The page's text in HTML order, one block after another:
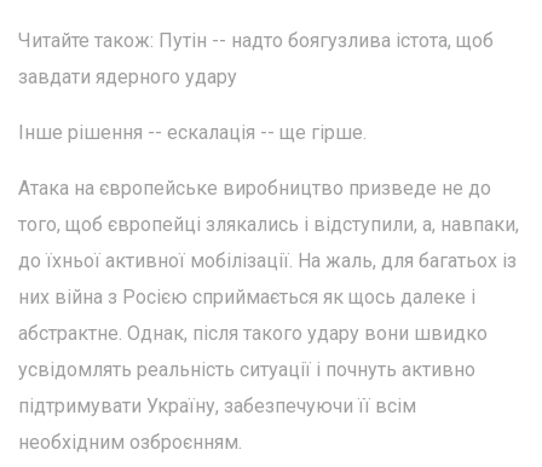
Читайте також: Путін -- надто боягузлива істота, щоб
завдати ядерного удару
Інше рішення -- ескалація -- ще гірше.
Атака на європейське виробництво призведе не до
того, щоб європейці злякались і відступили, а, навпаки,
до їхньої активної мобілізації. На жаль, для багатьох із
них війна з Росією сприймається як щось далеке і
абстрактне. Однак, після такого удару вони швидко
усвідомлять реальність ситуації і почнуть активно
підтримувати Україну, забезпечуючи її всім
необхідним озброєнням.